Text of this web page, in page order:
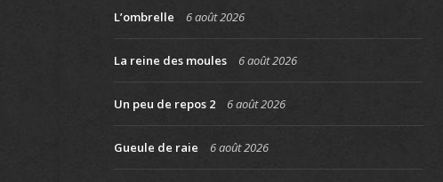
L’ombrelle 6 août 2026
La reine des moules 6 août 2026
Un peu de repos 2 6 août 2026
Gueule de raie 6 août 2026